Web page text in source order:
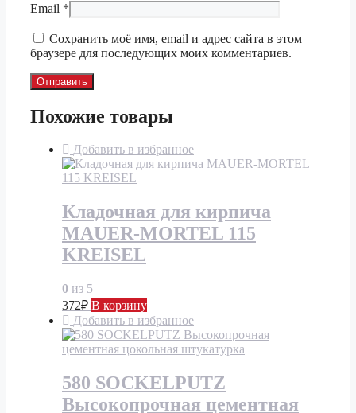
Email *
Сохранить моё имя, email и адрес сайта в этом
браузере для последующих моих комментариев.
Похожие товары
Добавить в избранное
Кладочная для кирпича
MAUER-MORTEL 115
KREISEL
0 из 5
372₽ В корзину
Добавить в избранное
580 SOCKELPUTZ
Высокопрочная цементная